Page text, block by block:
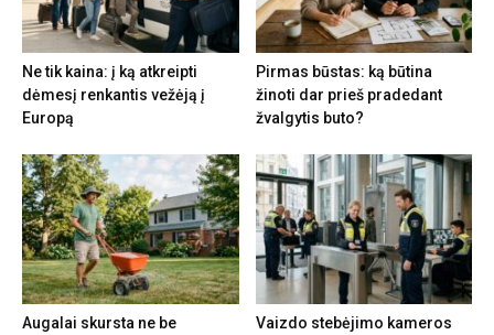
Ne tik kaina: į ką atkreipti
dėmesį renkantis vežėją į
Europą
Pirmas būstas: ką būtina
žinoti dar prieš pradedant
žvalgytis buto?
Augalai skursta ne be
Vaizdo stebėjimo kameros